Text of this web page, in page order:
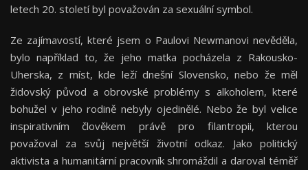
letech 20. století byl považován za sexuální symbol.
Ze zajímavostí, které jsem o Paulovi Newmanovi nevěděla,
bylo například to, že jeho matka pocházela z Rakousko-
Uherska, z míst, kde leží dnešní Slovensko, nebo že měl
židovský původ a obrovské problémy s alkoholem, které
bohužel v jeho rodině nebyly ojedinělé. Nebo že byl velice
inspirativním člověkem právě pro filantropii, kterou
považoval za svůj největší životní odkaz. Jako politický
aktivista a humanitární pracovník shromáždil a daroval téměř